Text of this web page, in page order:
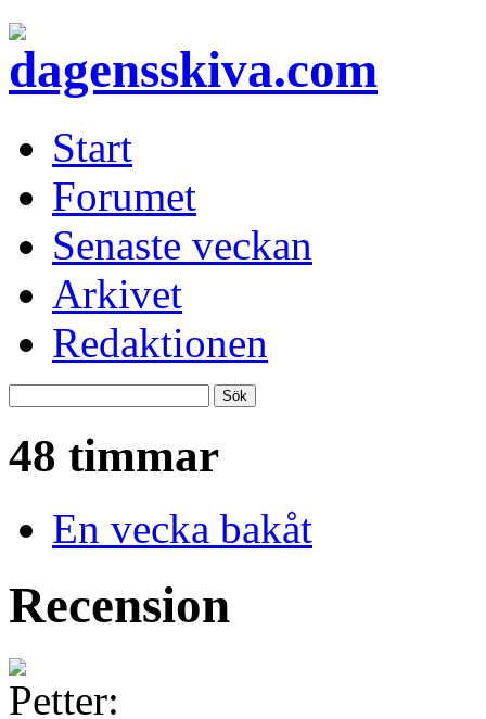
Start
Forumet
Senaste veckan
Arkivet
Redaktionen
48 timmar
En vecka bakåt
Recension